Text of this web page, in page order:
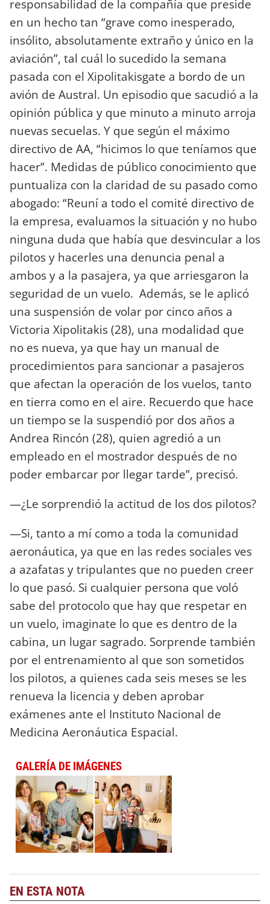
responsabilidad de la compañía que preside
en un hecho tan “grave como inesperado,
insólito, absolutamente extraño y único en la
aviación”, tal cuál lo sucedido la semana
pasada con el Xipolitakisgate a bordo de un
avión de Austral. Un episodio que sacudió a la
opinión pública y que minuto a minuto arroja
nuevas secuelas. Y que según el máximo
directivo de AA, “hicimos lo que teníamos que
hacer”. Medidas de público conocimiento que
puntualiza con la claridad de su pasado como
abogado: “Reuní a todo el comité directivo de
la empresa, evaluamos la situación y no hubo
ninguna duda que había que desvincular a los
pilotos y hacerles una denuncia penal a
ambos y a la pasajera, ya que arriesgaron la
seguridad de un vuelo. Además, se le aplicó
una suspensión de volar por cinco años a
Victoria Xipolitakis (28), una modalidad que
no es nueva, ya que hay un manual de
procedimientos para sancionar a pasajeros
que afectan la operación de los vuelos, tanto
en tierra como en el aire. Recuerdo que hace
un tiempo se la suspendió por dos años a
Andrea Rincón (28), quien agredió a un
empleado en el mostrador después de no
poder embarcar por llegar tarde”, precisó.
—¿Le sorprendió la actitud de los dos pilotos?
—Si, tanto a mí como a toda la comunidad
aeronáutica, ya que en las redes sociales ves
a azafatas y tripulantes que no pueden creer
lo que pasó. Si cualquier persona que voló
sabe del protocolo que hay que respetar en
un vuelo, imaginate lo que es dentro de la
cabina, un lugar sagrado. Sorprende también
por el entrenamiento al que son sometidos
los pilotos, a quienes cada seis meses se les
renueva la licencia y deben aprobar
exámenes ante el Instituto Nacional de
Medicina Aeronáutica Espacial.
GALERÍA DE IMÁGENES
EN ESTA NOTA